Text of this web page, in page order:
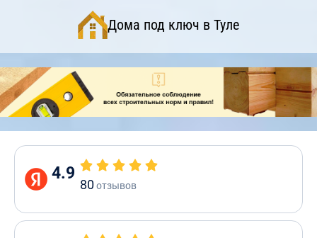
Дома под ключ в Туле
4.9
80отзывов